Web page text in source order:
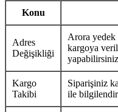
Konu
Adres
Değişikliği
Arora yedek
kargoya
Kargo
Takibi
Siparişiniz
ile